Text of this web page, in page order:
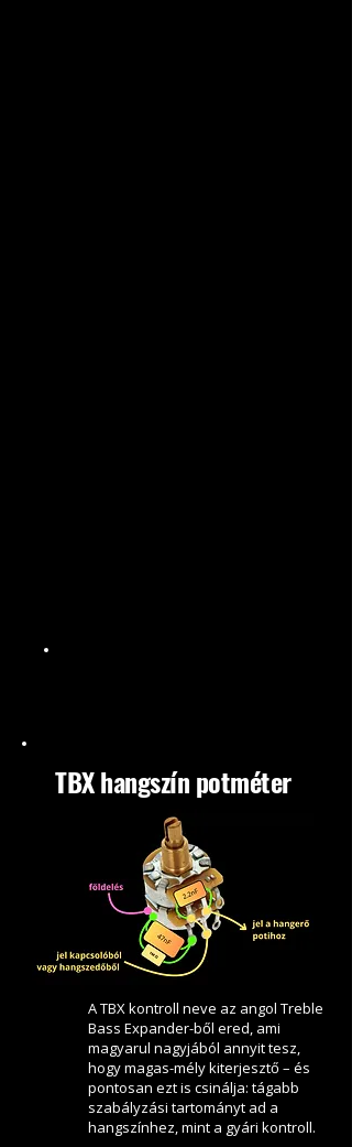
TBX hangszín potméter
A TBX kontroll neve az angol Treble
Bass Expander-ből ered, ami
magyarul nagyjából annyit tesz,
hogy magas-mély kiterjesztő – és
pontosan ezt is csinálja: tágabb
szabályzási tartományt ad a
hangszínhez, mint a gyári kontroll.